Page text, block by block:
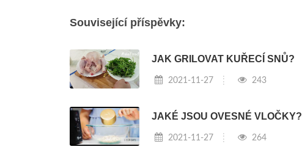
Související příspěvky:
JAK GRILOVAT KUŘECÍ SNŮ?
2021-11-27 243
JAKÉ JSOU OVESNÉ VLOČKY?
2021-11-27 264